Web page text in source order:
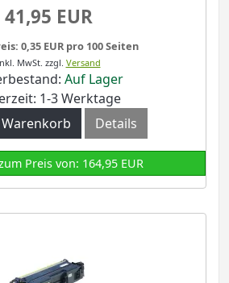
41,95 EUR
0,35 EUR pro 100 Seiten
MwSt. zzgl. Versand
Auf Lager
1-3 Werktage
Details
Preis von: 164,95 EUR